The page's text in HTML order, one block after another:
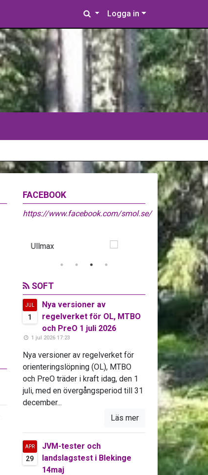
Logga in
FACEBOOK
https://www.facebook.com/smol.se/
SOFT
JUL
1
Nya versioner av
regelverket för OL, MTBO
och PreO 1 juli 2026
1 jul 2026 17:23
Nya versioner av regelverket för
orienteringslöpning (OL), MTBO
och PreO träder i kraft idag, den 1
juli, med en övergångsperiod till 31
december...
Läs mer
APR
29
JVM-tester och
landslagstest i Blekinge
14maj